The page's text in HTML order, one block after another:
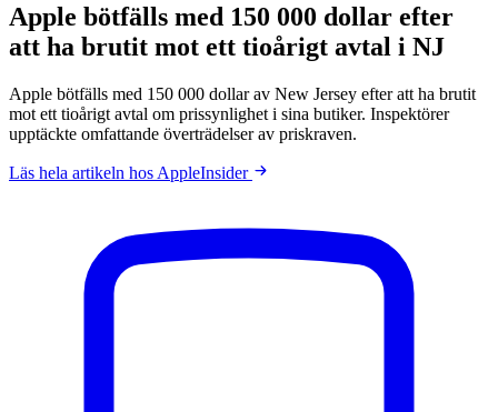
Apple bötfälls med 150 000 dollar efter
att ha brutit mot ett tioårigt avtal i NJ
Apple bötfälls med 150 000 dollar av New Jersey efter att ha brutit
mot ett tioårigt avtal om prissynlighet i sina butiker. Inspektörer
upptäckte omfattande överträdelser av priskraven.
Läs hela artikeln hos AppleInsider